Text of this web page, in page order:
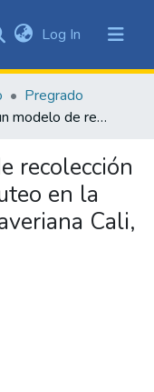
Log In (current)
Pregrado
Diseño de un modelo de recolección de residuos mediante ruteo en la Pontificia Universidad Javeriana Cali, sede Pance
recolección
en la
Cali,